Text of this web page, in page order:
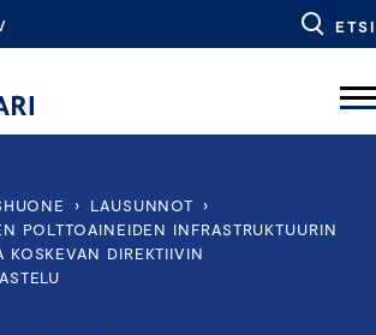
ETSI
› LAUSUNNOT
›
POLTTOAINEIDEN INFRASTRUKTUURIN
KOSKEVAN DIREKTIIVIN